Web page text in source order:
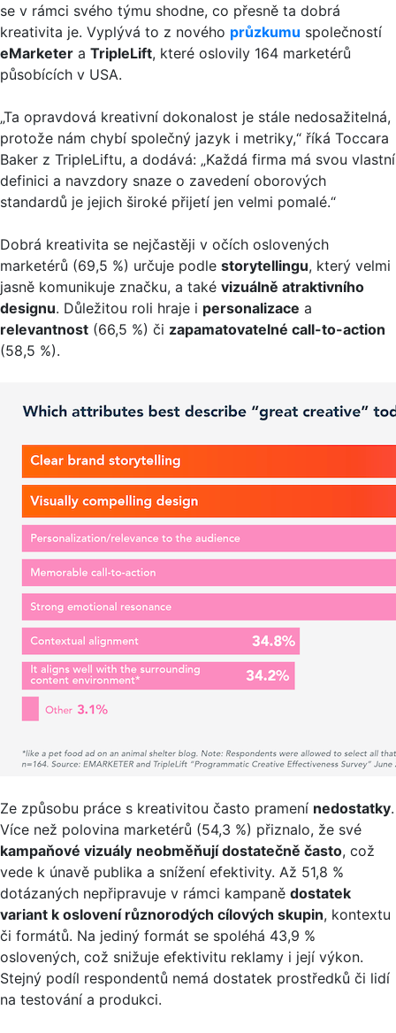
se v rámci svého týmu shodne, co přesně ta dobrá
kreativita je. Vyplývá to z nového průzkumu společností
eMarketer a TripleLift, které oslovily 164 marketérů
působících v USA.
„Ta opravdová kreativní dokonalost je stále nedosažitelná,
protože nám chybí společný jazyk i metriky,“ říká Toccara
Baker z TripleLiftu, a dodává: „Každá firma má svou vlastní
definici a navzdory snaze o zavedení oborových
standardů je jejich široké přijetí jen velmi pomalé.“
Dobrá kreativita se nejčastěji v očích oslovených
marketérů (69,5 %) určuje podle storytellingu, který velmi
jasně komunikuje značku, a také vizuálně atraktivního
designu. Důležitou roli hraje i personalizace a
relevantnost (66,5 %) či zapamatovatelné call-to-action
(58,5 %).
Ze způsobu práce s kreativitou často pramení nedostatky.
Více než polovina marketérů (54,3 %) přiznalo, že své
kampaňové vizuály neobměňují dostatečně často, což
vede k únavě publika a snížení efektivity. Až 51,8 %
dotázaných nepřipravuje v rámci kampaně dostatek
variant k oslovení různorodých cílových skupin, kontextu
či formátů. Na jediný formát se spoléhá 43,9 %
oslovených, což snižuje efektivitu reklamy i její výkon.
Stejný podíl respondentů nemá dostatek prostředků či lidí
na testování a produkci.